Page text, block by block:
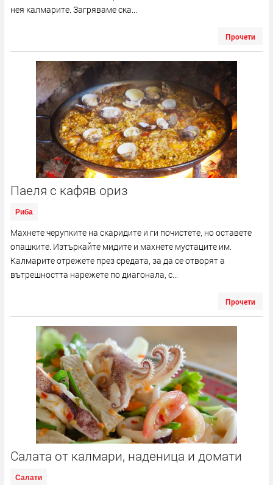
нея калмарите. Загряваме ска...
Прочети
Паеля с кафяв ориз
Риба
Махнете черупките на скаридите и ги почистете, но оставете
опашките. Изтъркайте мидите и махнете мустаците им.
Калмарите отрежете през средата, за да се отворят а
вътрешността нарежете по диагонала, с...
Прочети
Салата от калмари, наденица и домати
Салати